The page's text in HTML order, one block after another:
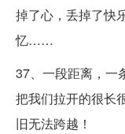
掉了心，丢掉了快
忆……
37、一段距离，一
把我们拉开的很长
旧无法跨越！